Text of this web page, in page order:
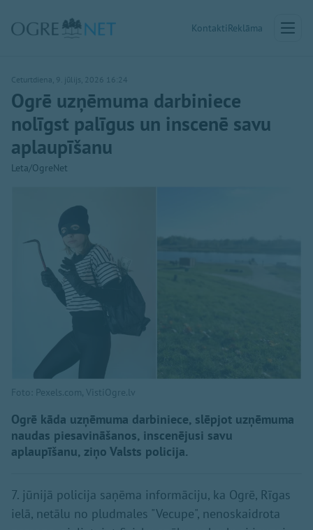
KontaktiReklāma
Ceturtdiena, 9. jūlijs, 2026 16:24
Ogrē uzņēmuma darbiniece
nolīgst palīgus un inscenē savu
aplaupīšanu
Leta/OgreNet
Foto: Pexels.com, VistiOgre.lv
Ogrē kāda uzņēmuma darbiniece, slēpjot uzņēmuma
naudas piesavināšanos, inscenējusi savu
aplaupīšanu, ziņo Valsts policija.
7. jūnijā policija saņēma informāciju, ka Ogrē, Rīgas
ielā, netālu no pludmales "Vecupe", nenoskaidrota